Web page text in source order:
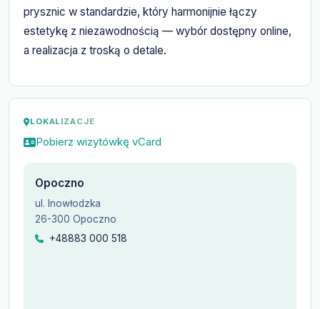
prysznic w standardzie, który harmonijnie łączy
estetykę z niezawodnością — wybór dostępny online,
a realizacja z troską o detale.
LOKALIZACJE
Pobierz wizytówkę vCard
Opoczno
ul. Inowłodzka
26-300 Opoczno
+48883 000 518